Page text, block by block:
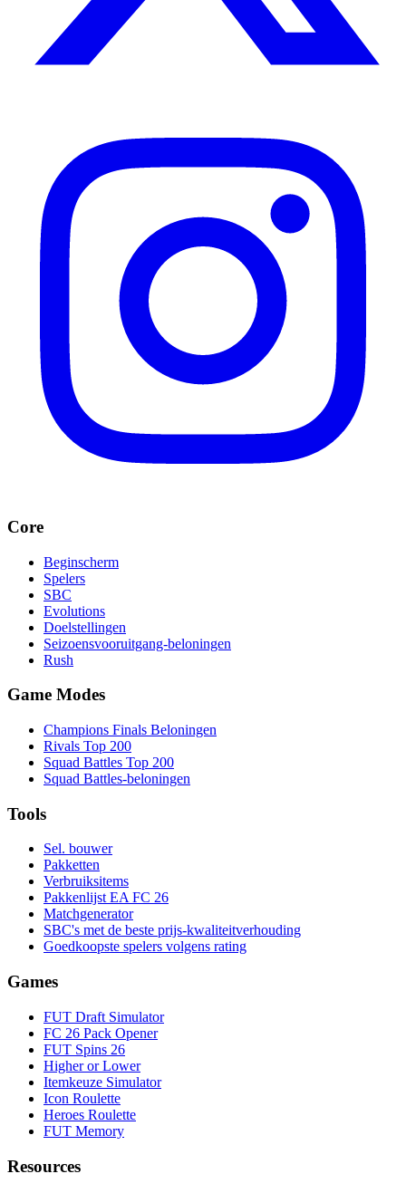
Core
Beginscherm
Spelers
SBC
Evolutions
Doelstellingen
Seizoensvooruitgang-beloningen
Rush
Game Modes
Champions Finals Beloningen
Rivals Top 200
Squad Battles Top 200
Squad Battles-beloningen
Tools
Sel. bouwer
Pakketten
Verbruiksitems
Pakkenlijst EA FC 26
Matchgenerator
SBC's met de beste prijs-kwaliteitverhouding
Goedkoopste spelers volgens rating
Games
FUT Draft Simulator
FC 26 Pack Opener
FUT Spins 26
Higher or Lower
Itemkeuze Simulator
Icon Roulette
Heroes Roulette
FUT Memory
Resources